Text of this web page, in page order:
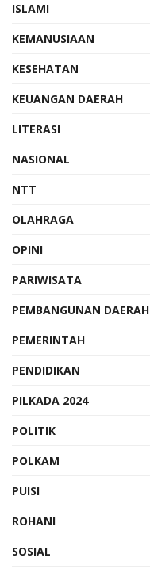
ISLAMI
KEMANUSIAAN
KESEHATAN
KEUANGAN DAERAH
LITERASI
NASIONAL
NTT
OLAHRAGA
OPINI
PARIWISATA
PEMBANGUNAN DAERAH
PEMERINTAH
PENDIDIKAN
PILKADA 2024
POLITIK
POLKAM
PUISI
ROHANI
SOSIAL